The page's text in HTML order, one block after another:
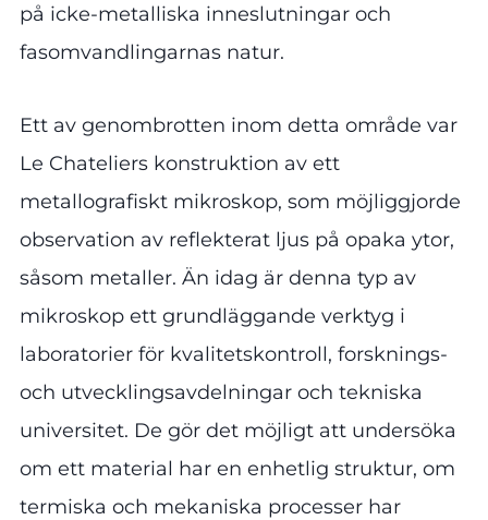
på icke-metalliska inneslutningar och
fasomvandlingarnas natur.
Ett av genombrotten inom detta område var
Le Chateliers konstruktion av ett
metallografiskt mikroskop, som möjliggjorde
observation av reflekterat ljus på opaka ytor,
såsom metaller. Än idag är denna typ av
mikroskop ett grundläggande verktyg i
laboratorier för kvalitetskontroll, forsknings-
och utvecklingsavdelningar och tekniska
universitet. De gör det möjligt att undersöka
om ett material har en enhetlig struktur, om
termiska och mekaniska processer har